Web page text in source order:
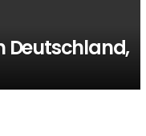
Deutschland,